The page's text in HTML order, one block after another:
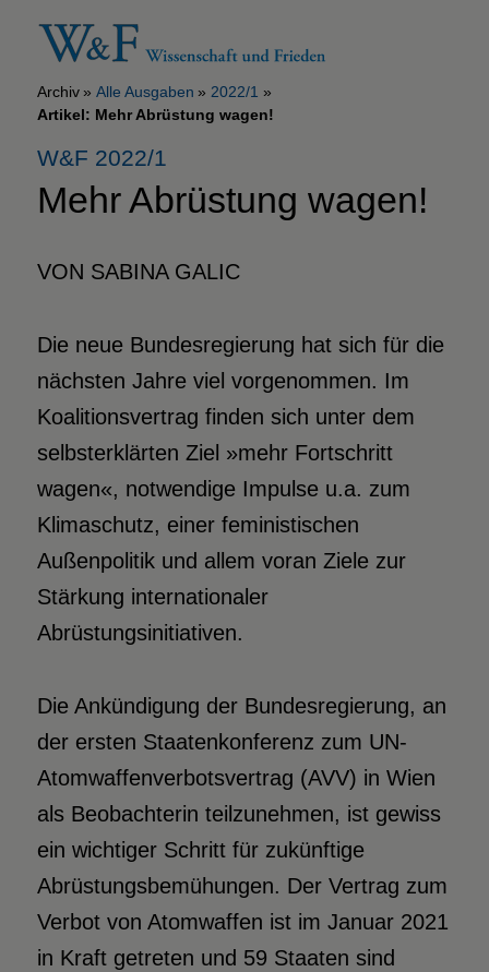
Archiv Alle Ausgaben
2022/1
Artikel: Mehr Abrüstung wagen!
W&F 2022/1
MehrAbrüstung wagen!
VON SABINA GALIC
Die neue Bundesregierung hat sich für die
nächsten Jahre viel vorgenommen. Im
Koalitionsvertrag finden sich unter dem
selbsterklärten Ziel »mehr Fortschritt
wagen«, notwendige Impulse u.a. zum
Klimaschutz, einer feministischen
Außenpolitik und allem voran Ziele zur
Stärkung internationaler
Abrüstungsinitiativen.
Die Ankündigung der Bundesregierung, an
der ersten Staatenkonferenz zum UN-
Atomwaffenverbotsvertrag (AVV) in Wien
als Beobachterin teilzunehmen, ist gewiss
ein wichtiger Schritt für zukünftige
Abrüstungsbemühungen. Der Vertrag zum
Verbot von Atomwaffen ist im Januar 2021
in Kraft getreten und 59 Staaten sind